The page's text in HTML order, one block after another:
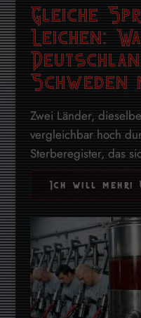
Gleiche
Leichen:
Schweden
Zwei Länder,
vergleichbar hoch
Sterberegister, das
Ich will mehr!